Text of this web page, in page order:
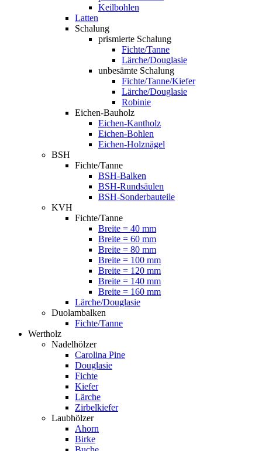
Keilbohlen
Latten
Schalung
prismierte Schalung
Fichte/Tanne
Lärche/Douglasie
unbesämte Schalung
Fichte/Tanne/Kiefer
Lärche/Douglasie
Robinie
Eichen-Bauholz
Eichen-Kantholz
Eichen-Bohlen
Eichen-Holznägel
BSH
Fichte/Tanne
BSH-Balken
BSH-Rundsäulen
BSH-Sonderbauteile
KVH
Fichte/Tanne
Breite = 40 mm
Breite = 60 mm
Breite = 80 mm
Breite = 100 mm
Breite = 120 mm
Breite = 140 mm
Breite = 160 mm
Lärche/Douglasie
Duolambalken
Fichte/Tanne
Wertholz
Nadelhölzer
Carolina Pine
Douglasie
Fichte
Kiefer
Lärche
Zirbelkiefer
Laubhölzer
Ahorn
Birke